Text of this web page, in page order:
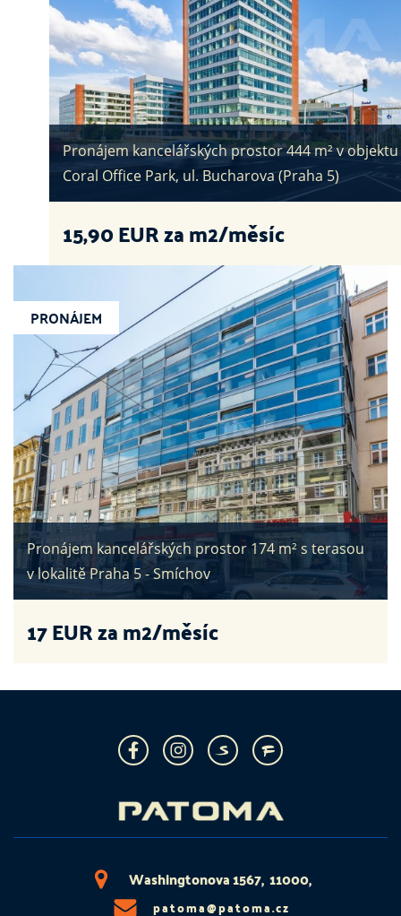
Pronájem kancelářských prostor 444 m² v objektu
Coral Office Park, ul. Bucharova (Praha 5)
15,90EUR za m2/měsíc
Pronájem kancelářských prostor 174 m² s terasou
v lokalitě Praha 5 - Smíchov
PRONÁJEM
17EUR za m2/měsíc
Washingtonova 1567, 11000,
patoma@patoma.cz